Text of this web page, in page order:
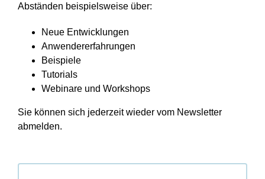
Abständen beispielsweise über:
Neue Entwicklungen
Anwendererfahrungen
Beispiele
Tutorials
Webinare und Workshops
Sie können sich jederzeit wieder vom Newsletter
abmelden.